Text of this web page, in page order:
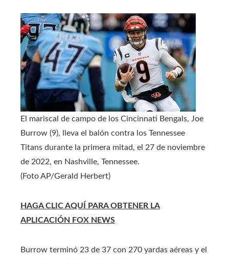
El mariscal de campo de los Cincinnati Bengals, Joe
Burrow (9), lleva el balón contra los Tennessee
Titans durante la primera mitad, el 27 de noviembre
de 2022, en Nashville, Tennessee.
(Foto AP/Gerald Herbert)
HAGA CLIC AQUÍ PARA OBTENER LA
APLICACIÓN FOX NEWS
Burrow terminó 23 de 37 con 270 yardas aéreas y el